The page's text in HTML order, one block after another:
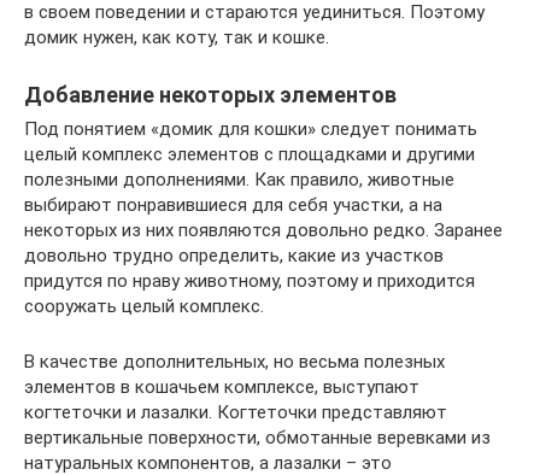
в своем поведении и стараются уединиться. Поэтому
домик нужен, как коту, так и кошке.
Добавление некоторых элементов
Под понятием «домик для кошки» следует понимать
целый комплекс элементов с площадками и другими
полезными дополнениями. Как правило, животные
выбирают понравившиеся для себя участки, а на
некоторых из них появляются довольно редко. Заранее
довольно трудно определить, какие из участков
придутся по нраву животному, поэтому и приходится
сооружать целый комплекс.
В качестве дополнительных, но весьма полезных
элементов в кошачьем комплексе, выступают
когтеточки и лазалки. Когтеточки представляют
вертикальные поверхности, обмотанные веревками из
натуральных компонентов, а лазалки – это